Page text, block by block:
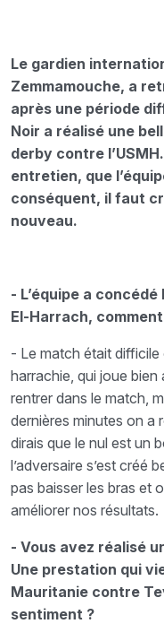
Le gardien
Zemmamouche, a
après une période
Noir a réalisé une
derby contre
entretien, que
conséquent, il faut
nouveau.
- L’équipe a
El-Harrach,
- Le match était
harrachie, qui joue
rentrer dans le match,
dernières minutes on a
dirais que le nul est un
l’adversaire s’est créé
pas baisser les bras et
améliorer nos résultats.
- Vous avez réalisé
Une prestation qui
Mauritanie contre
sentiment ?